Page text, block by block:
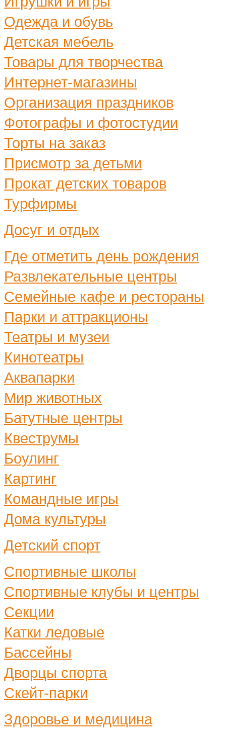
Одежда и обувь
Детская мебель
Товары для творчества
Интернет-магазины
Организация праздников
Фотографы и фотостудии
Торты на заказ
Присмотр за детьми
Прокат детских товаров
Турфирмы
Досуг и отдых
Где отметить день рождения
Развлекательные центры
Семейные кафе и рестораны
Парки и аттракционы
Театры и музеи
Кинотеатры
Аквапарки
Мир животных
Батутные центры
Квеструмы
Боулинг
Картинг
Командные игры
Дома культуры
Детский спорт
Спортивные школы
Спортивные клубы и центры
Секции
Катки ледовые
Бассейны
Дворцы спорта
Скейт-парки
Здоровье и медицина